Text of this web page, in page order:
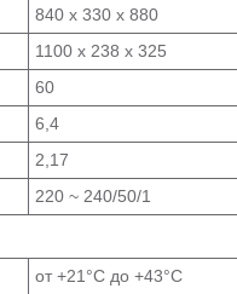
840 x 330 x 880
1100 х 238 х 325
60
6,4
2,17
220 ~ 240/50/1
от +21°C до +43°C